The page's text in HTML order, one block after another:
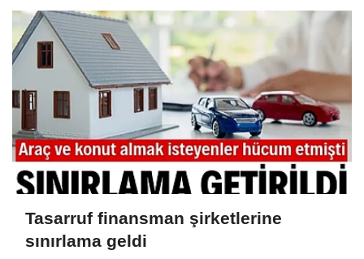
malvarlığına el konuldu
Tasarruf finansman şirketlerine
sınırlama geldi